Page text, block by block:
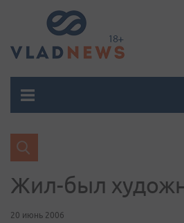
Жил-был
20 июнь 2006